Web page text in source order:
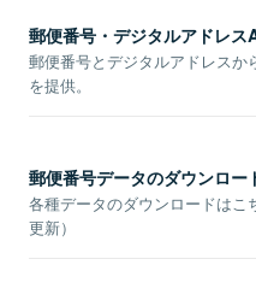
郵便番号・デジタルアドレス
郵便番号とデジタルアドレスか
を提供。
郵便番号データのダウンロー
各種データのダウンロードはこ
更新）